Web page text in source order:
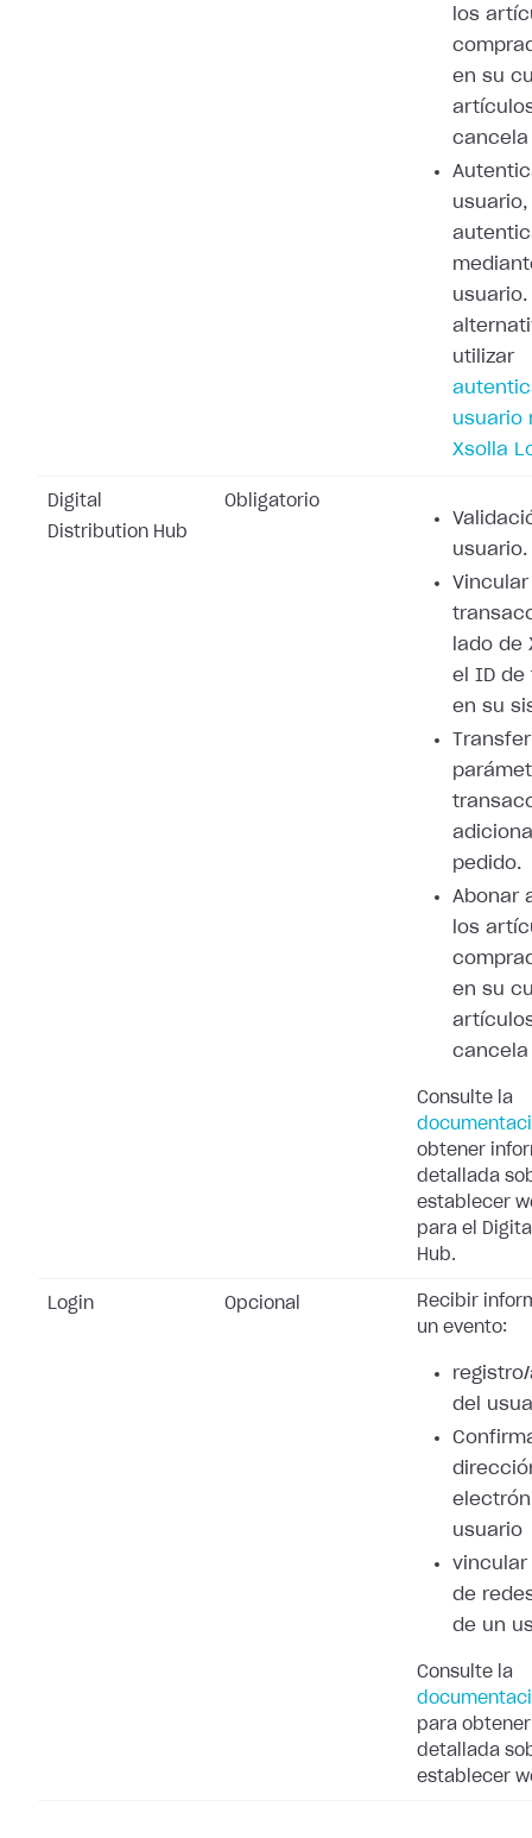
los
en su
cancela
usuario.
utilizar
usuario
Xsolla
Digital
Distribution Hub
Obligatorio
usuario.
lado de
el ID de
en su
pedido.
Abonar
los
en su
cancela
Consulte la
obtener
detallada
establecer
para el
Hub.
Login Opcional
Recibir
un evento:
del
usuario
vincular
de
de un
Consulte la
para
detallada
establecer